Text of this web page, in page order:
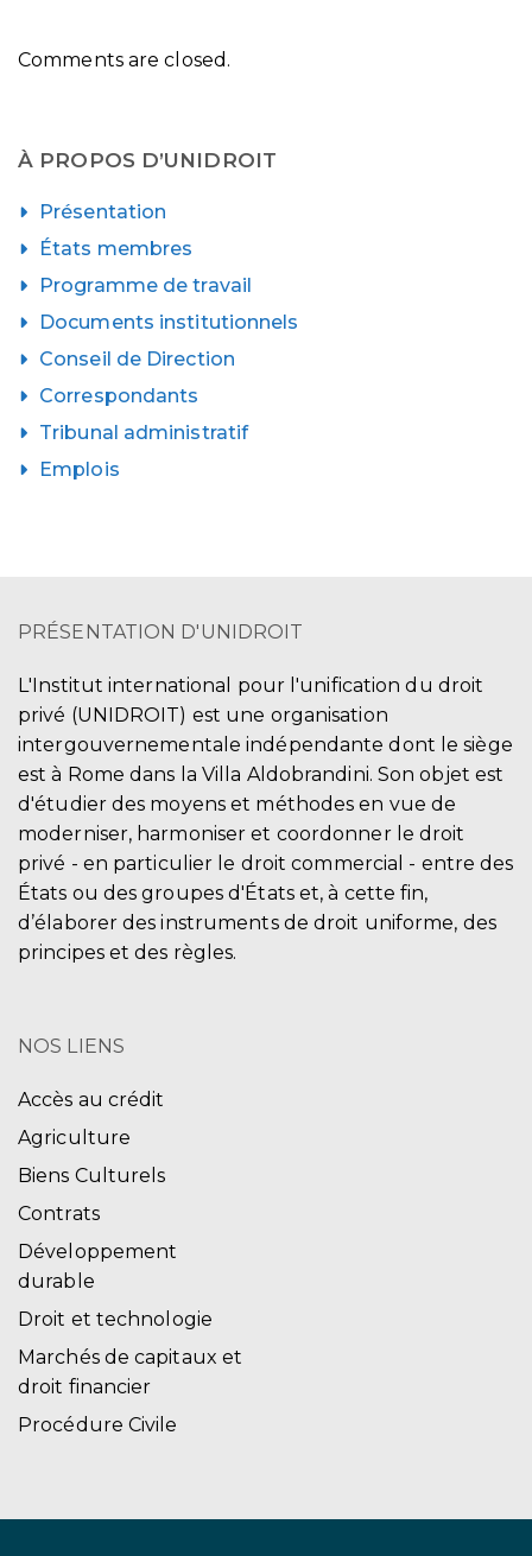
Comments are closed.
À PROPOS D’UNIDROIT
Présentation
États membres
Programme de travail
Documents institutionnels
Conseil de Direction
Correspondants
Tribunal administratif
Emplois
PRÉSENTATION D'UNIDROIT
L'Institut international pour l'unification du droit
privé (UNIDROIT) est une organisation
intergouvernementale indépendante dont le siège
est à Rome dans la Villa Aldobrandini. Son objet est
d'étudier des moyens et méthodes en vue de
moderniser, harmoniser et coordonner le droit
privé - en particulier le droit commercial - entre des
États ou des groupes d'États et, à cette fin,
d’élaborer des instruments de droit uniforme, des
principes et des règles.
NOS LIENS
Accès au crédit
Agriculture
Biens Culturels
Contrats
Développement
durable
Droit et technologie
Marchés de capitaux et
droit financier
Procédure Civile